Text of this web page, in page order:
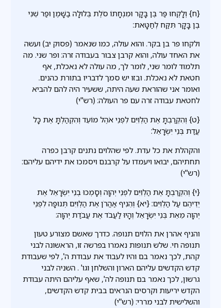
{ח} וְלָקְחוּ פַּר בֶּן בָּקָר וּמִנְחָתוֹ סֹלֶת בְּלוּלָה בַשָּׁמֶן וּפַר שֵׁנִי
בֶן בָּקָר תִּקַּח לְחַטָּאת:
ולקחו פר בן בקר. והוא עולה, כמו שנאמר (פסוק יב) ועשה
את האחד עולה, והוא קרבן צבור בעבודה זרה: ופר שני. מה
תלמוד לומר שני, לומר לך, מה עולה לא נאכלת, אף
חטאת לא נאכלת. ובזו יש סמך לדבריו בתורת כהנים.
ואומר אני שהוראת שעה היתה, ששעיר היה להם להביא
לחטאת עבודה זרה עם פר העולה: (רש"י)
{ט} וְהִקְרַבְתָּ אֶת הַלְוִיִּם לִפְנֵי אֹהֶל מוֹעֵד וְהִקְהַלְתָּ אֶת כָּל
עֲדַת בְּנֵי יִשְׂרָאֵל:
והקהלת את כל עדת. לפי שהלוים נתנים קרבן כפרה
תחתיהם, יבואו ויעמדו על קרבנם ויסמכו את ידיהם עליהם:
(רש"י)
{י} וְהִקְרַבְתָּ אֶת הַלְוִיִּם לִפְנֵי יְהוָה וְסָמְכוּ בְנֵי יִשְׂרָאֵל אֶת
יְדֵיהֶם עַל הַלְוִיִּם: {יא} וְהֵנִיף אַהֲרֹן אֶת הַלְוִיִּם תְּנוּפָה לִפְנֵי
יְהוָה מֵאֵת בְּנֵי יִשְׂרָאֵל וְהָיוּ לַעֲבֹד אֶת עֲבֹדַת יְהוָה:
והניף אהרן את הלוים תנופה. כדרך שאשם מצורע טעון
תנופה חי. שלש תנופות נאמרו בפרשה זו, הראשונה לבני
קהת, לכך נאמר בם והיו לעבוד את עבודת ה', לפי שעבודת
קדש הקדשים עליהם הארון והשלחן וגו' . השניה לבני
גרשון, לכך נאמר בם תנופה לה', שאף עליהם היתה עבודת
הקדש יריעות וקרסים הנראים בבית קדש הקדשים,
והשלישית לבני מררי: (רש"י)